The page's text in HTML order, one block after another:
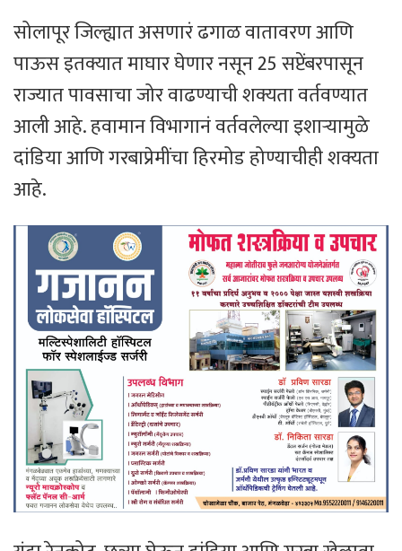
सोलापूर जिल्ह्यात असणारं ढगाळ वातावरण आणि
पाऊस इतक्यात माघार घेणार नसून 25 सप्टेंबरपासून
राज्यात पावसाचा जोर वाढण्याची शक्यता वर्तवण्यात
आली आहे. हवामान विभागानं वर्तवलेल्या इशाऱ्यामुळे
दांडिया आणि गरबाप्रेमींचा हिरमोड होण्याचीही शक्यता
आहे.